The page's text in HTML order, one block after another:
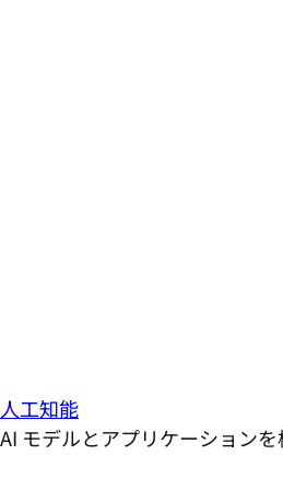
人工知能
AI モデルとアプリケーション